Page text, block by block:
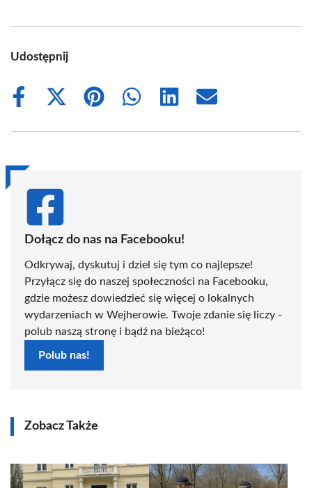
Udostępnij
Share
Share
(Twitter)
Share
Share
Share
Share
Dołącz do nas na Facebooku!
Odkrywaj, dyskutuj i dziel się tym co najlepsze!
Przyłącz się do naszej społeczności na Facebooku,
gdzie możesz dowiedzieć się więcej o lokalnych
wydarzeniach w Wejherowie. Twoje zdanie się liczy -
polub naszą stronę i bądź na bieżąco!
Polub nas!
Zobacz Także